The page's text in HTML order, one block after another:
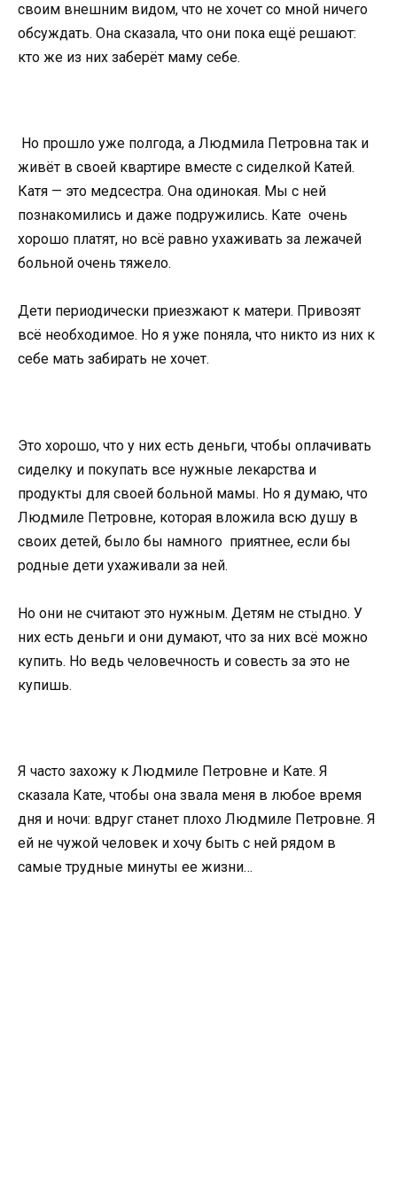
своим внешним видом, что не хочет со мной ничего
обсуждать. Она сказала, что они пока ещё решают:
кто же из них заберёт маму себе.
Но прошло уже полгода, а Людмила Петровна так и
живёт в своей квартире вместе с сиделкой Катей.
Катя — это медсестра. Она одинокая. Мы с ней
познакомились и даже подружились. Кате очень
хорошо платят, но всё равно ухаживать за лежачей
больной очень тяжело.
Дети периодически приезжают к матери. Привозят
всё необходимое. Но я уже поняла, что никто из них к
себе мать забирать не хочет.
Это хорошо, что у них есть деньги, чтобы оплачивать
сиделку и покупать все нужные лекарства и
продукты для своей больной мамы. Но я думаю, что
Людмиле Петровне, которая вложила всю душу в
своих детей, было бы намного приятнее, если бы
родные дети ухаживали за ней.
Но они не считают это нужным. Детям не стыдно. У
них есть деньги и они думают, что за них всё можно
купить. Но ведь человечность и совесть за это не
купишь.
Я часто захожу к Людмиле Петровне и Кате. Я
сказала Кате, чтобы она звала меня в любое время
дня и ночи: вдруг станет плохо Людмиле Петровне. Я
ей не чужой человек и хочу быть с ней рядом в
самые трудные минуты ее жизни…